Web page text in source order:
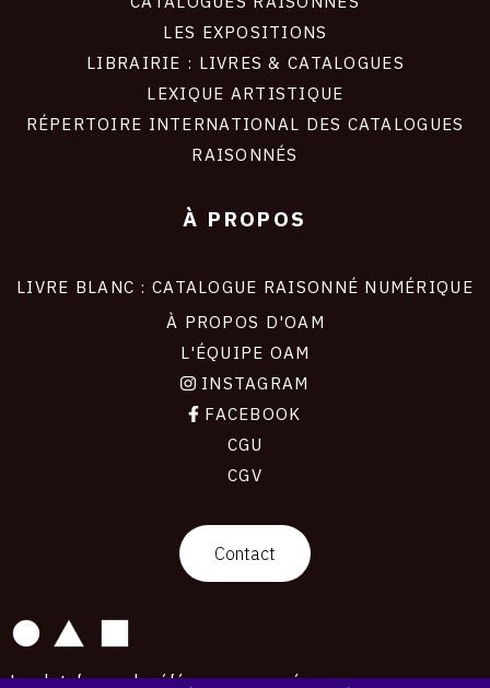
LES EXPOSITIONS
LIBRAIRIE : LIVRES & CATALOGUES
LEXIQUE ARTISTIQUE
RÉPERTOIRE INTERNATIONAL DES CATALOGUES
RAISONNÉS
À PROPOS
LIVRE BLANC : CATALOGUE RAISONNÉ NUMÉRIQUE
À PROPOS D'OAM
L'ÉQUIPE OAM
INSTAGRAM
FACEBOOK
CGU
CGV
Contact
La plateforme de référence pour créer,